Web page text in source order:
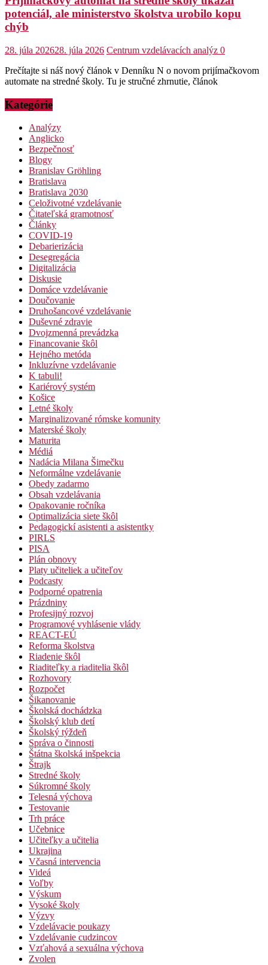
potenciál, ale ministerstvo školstva urobilo kopu
chýb
28. júla 202628. júla 2026 Centrum vzdelávacích analýz 0
Prečítajte si náš nový článok v Denníku N o novom prijímačkovom
automate na stredné školy. Tu je stručné zhrnutie, článok
Kategórie
Analýzy
Anglicko
Bezpečnosť
Blogy
Branislav Gröhling
Bratislava
Bratislava 2030
Celoživotné vzdelávanie
Čitateľská gramotnosť
Články
COVID-19
Debarierizácia
Desegregácia
Digitalizácia
Diskusie
Domáce vzdelávanie
Doučovanie
Druhošancové vzdelávanie
Duševné zdravie
Dvojzmenná prevádzka
Financovanie škôl
Hejného metóda
Inkluzívne vzdelávanie
K tabuli!
Kariérový systém
Košice
Letné školy
Marginalizované rómske komunity
Materské školy
Maturita
Médiá
Nadácia Milana Šimečku
Neformálne vzdelávanie
Obedy zadarmo
Obsah vzdelávania
Opakovanie ročníka
Optimalizácia siete škôl
Pedagogickí asistenti a asistentky
PIRLS
PISA
Plán obnovy
Platy učiteliek a učiteľov
Podcasty
Podporné opatrenia
Prázdniny
Profesijný rozvoj
Programové vyhlásenie vlády
REACT-EÚ
Reforma školstva
Riadenie škôl
Riaditeľky a riaditelia škôl
Rozhovory
Rozpočet
Šikanovanie
Školská dochádzka
Školský klub detí
Školský týždeň
Správa o činnosti
Štátna školská inšpekcia
Štrajk
Stredné školy
Súkromné školy
Telesná výchova
Testovanie
Trh práce
Učebnice
Učiteľky a učitelia
Ukrajina
Včasná intervencia
Videá
Voľby
Výskum
Vysoké školy
Výzvy
Vzdelávacie poukazy
Vzdelávanie cudzincov
Vzťahová a sexuálna výchova
Zvolen